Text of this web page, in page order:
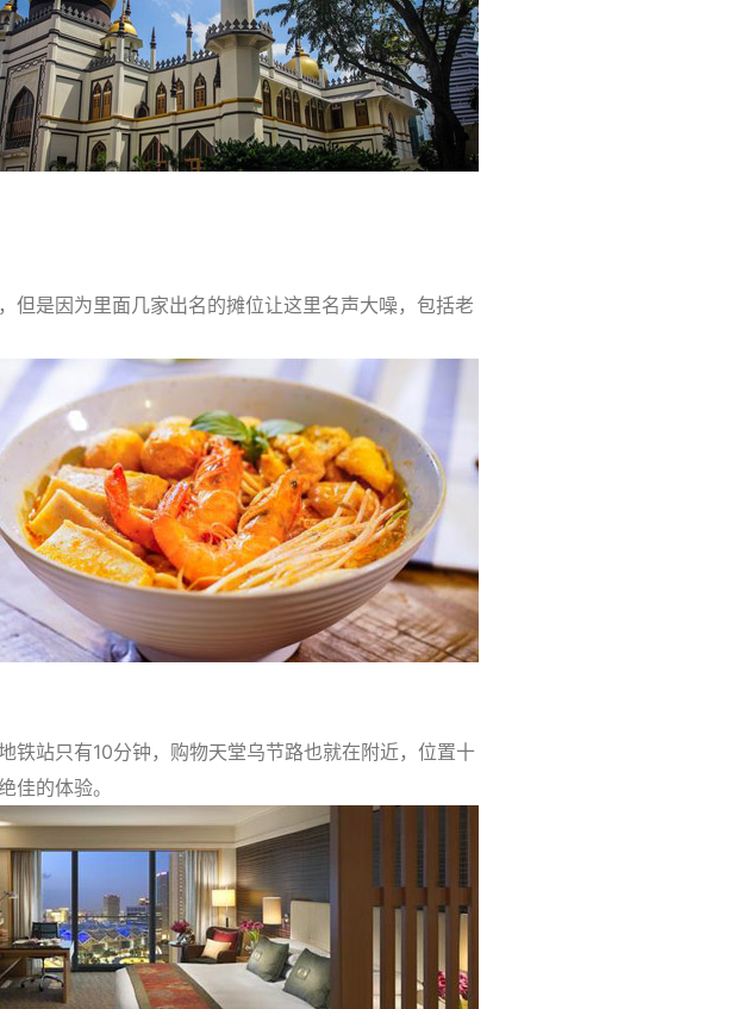
但是因为里面几家出名的摊位让这里名声大噪，包括老
铁站只有10分钟，购物天堂乌节路也就在附近，位置十
佳的体验。